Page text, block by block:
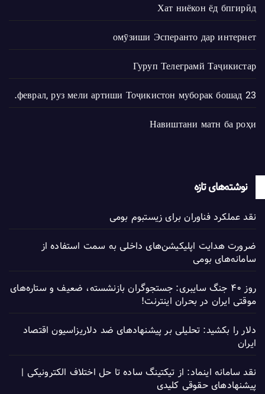
Хат ниёкон ёд бпгирӣд
омӯзиши Эсперанто дар интернет
Гуруп Телеграмй Таҷикистар
23 феврал, руз мели артиши Тоҷикистон муборак бошад.
Навиштани матн ба роҳи
نوشته‌های تازه
نقد عملکرد فناوران برای زیستبوم بومی
ضرورت هدایت اپلیکیشن‌های داخلی به سمت استفاده از
سامانه‌های بومی
روز ۴۰ جنگ سایبری: جستجوگران بازنشسته، ضعیف و ستاره‌های
موقتی ایران در بحران اینترنت!
دلار را بکشید: تحلیلی بر پیشنهادهای ضد دلاریزاسیون اقتصاد
ایران
نقد سامانه اینماد: از تیکتینگ ساده تا حل اختلاف الکترونیکی |
پیشنهادهای حقوقی کلیدی